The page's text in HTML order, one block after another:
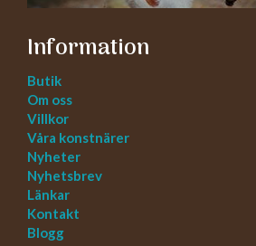
Information
Butik
Om oss
Villkor
Våra konstnärer
Nyheter
Nyhetsbrev
Länkar
Kontakt
Blogg